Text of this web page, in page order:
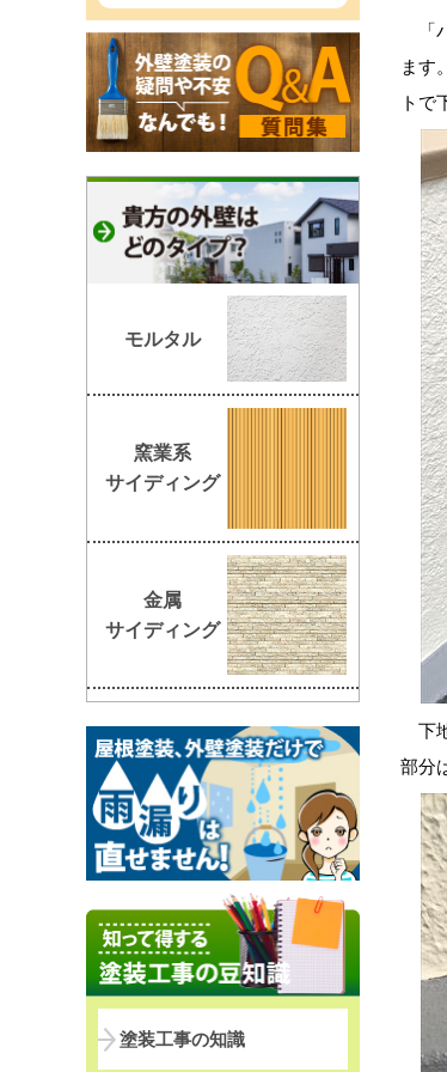
「
ます
トで
下
部分
モルタル
窯業系
サイディング
金属
サイディング
塗装工事の知識